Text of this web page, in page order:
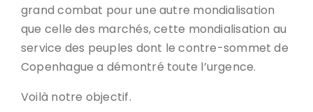
grand combat pour une autre mondialisation
que celle des marchés, cette mondialisation au
service des peuples dont le contre-sommet de
Copenhague a démontré toute l’urgence.
Voilà notre objectif.